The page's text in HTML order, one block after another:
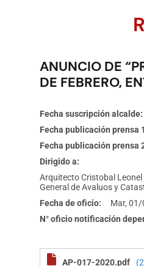
ANUNCIO DE
DE FEBRERO,
Fecha suscripción alcalde
Fecha publicación prensa 1
Fecha publicación prensa
Dirigido a
Arquitecto Cristobal
General de Avaluos y
Fecha de oficio
Mar,
N° oficio notificación
AP-017-2020.pdf